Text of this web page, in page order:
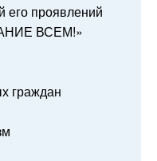
его проявлений
ВСЕМ!»
граждан